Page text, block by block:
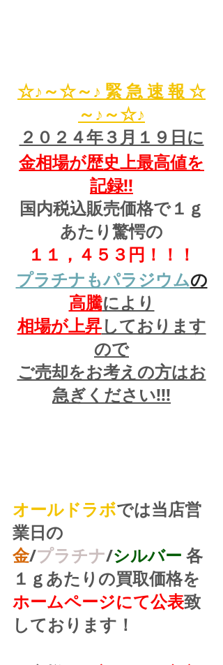
☆♪～☆～♪ 緊 急 速 報 ☆
～♪～☆♪
２０２４年３月１９日に
金相場が歴史上最高値を
記録!!
国内税込販売価格で１ｇ
あたり驚愕の
１１，４５３円！！！
プラチナもパラジウムの
高騰により
相場が上昇しております
ので
ご売却をお考えの方はお
急ぎください!!!
オールドラボでは当店営
業日の
金/プラチナ/シルバー 各
１ｇあたりの買取価格を
ホームページにて公表致
しております！